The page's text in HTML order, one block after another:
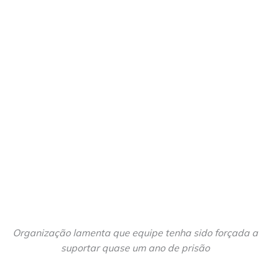
Organização lamenta que equipe tenha sido forçada a
suportar quase um ano de prisão